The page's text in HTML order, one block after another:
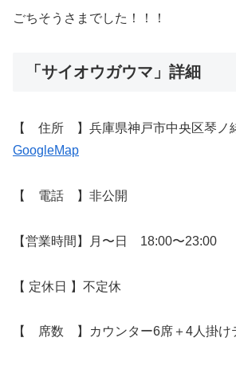
ごちそうさまでした！！！
「サイオウガウマ」詳細
【 住所 】兵庫県神戸市中央区琴ノ
GoogleMap
【 電話 】非公開
【営業時間】月〜日 18:00〜23:00
【 定休日 】不定休
【 席数 】カウンター6席＋4人掛け